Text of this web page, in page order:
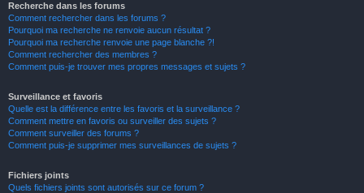
Recherche dans les forums
Comment rechercher dans les forums ?
Pourquoi ma recherche ne renvoie aucun résultat ?
Pourquoi ma recherche renvoie une page blanche ?!
Comment rechercher des membres ?
Comment puis-je trouver mes propres messages et sujets ?
Surveillance et favoris
Quelle est la différence entre les favoris et la surveillance ?
Comment mettre en favoris ou surveiller des sujets ?
Comment surveiller des forums ?
Comment puis-je supprimer mes surveillances de sujets ?
Fichiers joints
Quels fichiers joints sont autorisés sur ce forum ?